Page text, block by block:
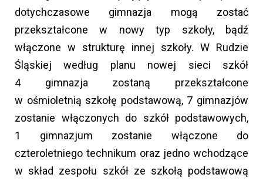
dotychczasowe gimnazja mogą zostać
przekształcone w nowy typ szkoły, bądź
włączone w strukturę innej szkoły. W Rudzie
Śląskiej według planu nowej sieci szkół
4 gimnazja zostaną przekształcone
w ośmioletnią szkołę podstawową, 7 gimnazjów
zostanie włączonych do szkół podstawowych,
1 gimnazjum zostanie włączone do
czteroletniego technikum oraz jedno wchodzące
w skład zespołu szkół ze szkołą podstawową